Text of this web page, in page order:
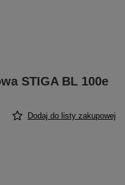
STIGA BL 100e
Dodaj do listy zakupowej